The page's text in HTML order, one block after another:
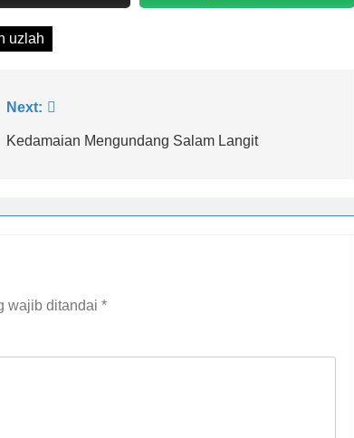
uzlah
Next:
Kedamaian Mengundang Salam Langit
wajib ditandai *